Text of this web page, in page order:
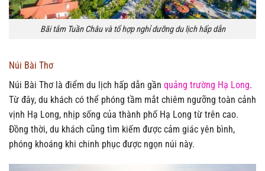
Bãi tắm Tuần Châu và tổ hợp nghỉ dưỡng du lịch hấp dẫn
Núi Bài Thơ
Núi Bài Thơ là điểm du lịch hấp dẫn gần quảng trường Hạ Long.
Từ đây, du khách có thể phóng tầm mắt chiêm ngưỡng toàn cảnh
vịnh Hạ Long, nhịp sống của thành phố Hạ Long từ trên cao.
Đồng thời, du khách cũng tìm kiếm được cảm giác yên bình,
phóng khoáng khi chinh phục được ngọn núi này.